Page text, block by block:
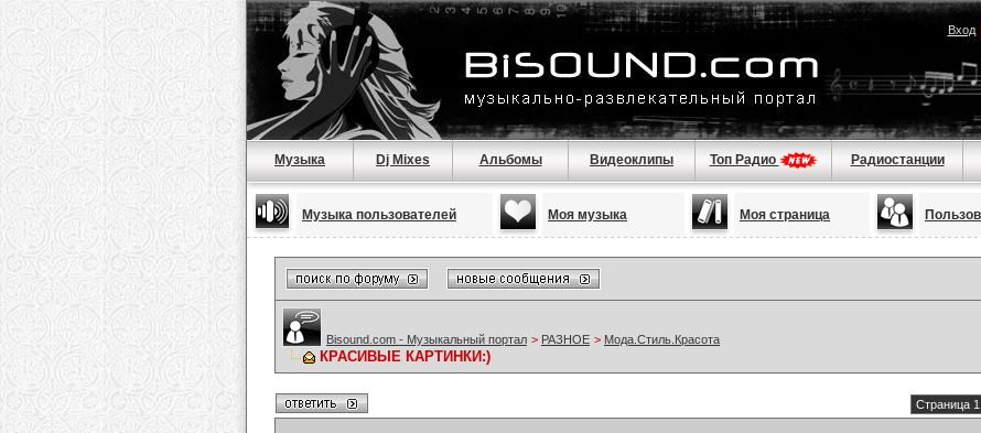
Вход|
Музыка Dj Mixes Альбомы Видеоклипы Топ Радио Радиостанции
Музыка пользователей Моя музыка Моя страница
Bisound.com - Музыкальный портал > РАЗНОЕ > Мода.Стиль.Красота
КРАСИВЫЕ КАРТИНКИ:)
Страница